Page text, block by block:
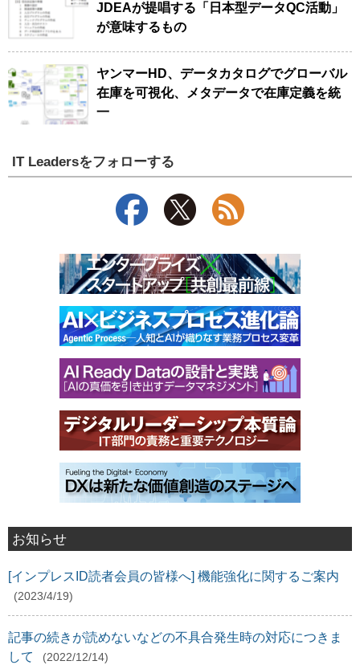
JDEAが提唱する「日本型データQC活動」
が意味するもの
ヤンマーHD、データカタログでグローバル
在庫を可視化、メタデータで在庫定義を統
一
IT Leadersをフォローする
お知らせ
[インプレスID読者会員の皆様へ] 機能強化に関するご案内
(2023/4/19)
記事の続きが読めないなどの不具合発生時の対応につきま
して
(2022/12/14)